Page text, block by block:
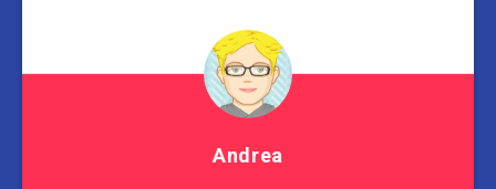
Andrea